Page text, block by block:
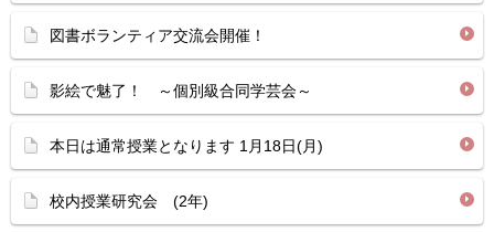
図書ボランティア交流会開催！
影絵で魅了！ ～個別級合同学芸会～
本日は通常授業となります 1月18日(月)
校内授業研究会 (2年)